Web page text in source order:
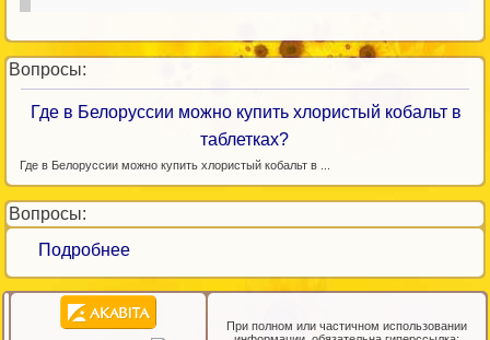
Вопросы:
Где в Белоруссии можно купить хлористый кобальт в
таблетках?
Где в Белоруссии можно купить хлористый кобальт в ...
Вопросы:
Подробнее
При полном или частичном использовании